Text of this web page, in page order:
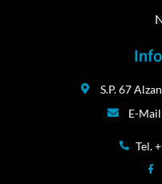
S.P. 67
E-
Tel.